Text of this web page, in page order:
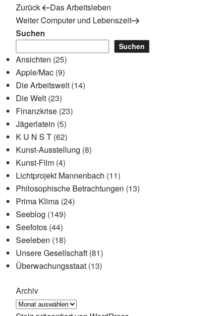
Beitragsnavigation
Vorheriger
Beitrag
Zurück
Das Arbeitsleben
Nächster
Beitrag
WeiterComputer und Lebenszeit
Suchen
Suchen
Ansichten (25)
Apple/Mac (9)
Die Arbeitswelt (14)
Die Welt (23)
Finanzkrise (23)
Jägerlatein (5)
K U N S T (62)
Kunst-Ausstellung (8)
Kunst-Film (4)
Lichtprojekt Mannenbach (11)
Philosophische Betrachtungen (13)
Prima Klima (24)
Seeblog (149)
Seefotos (44)
Seeleben (18)
Unsere Gesellschaft (81)
Überwachungsstaat (13)
Archiv